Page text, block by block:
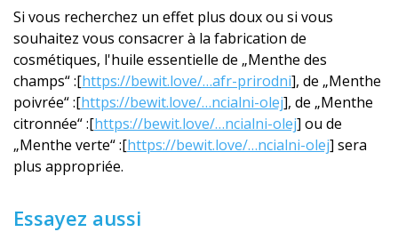
Si vous recherchez un effet plus doux ou si vous
souhaitez vous consacrer à la fabrication de
cosmétiques, l'huile essentielle de „Menthe des
champs“ :[https://bewit.love/…afr-prirodni], de „Menthe
poivrée“ :[https://bewit.love/…ncialni-olej], de „Menthe
citronnée“ :[https://bewit.love/…ncialni-olej] ou de
„Menthe verte“ :[https://bewit.love/…ncialni-olej] sera
plus appropriée.
Essayez aussi